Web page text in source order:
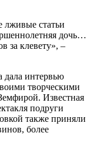
лживые статьи
дочь…
за клевету», –
дала интервью
творческими
Известная
подруги
также приняли
более